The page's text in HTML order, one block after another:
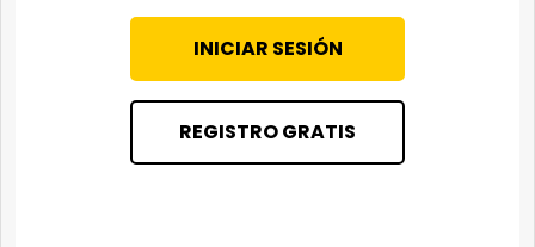
INICIAR SESIÓN
REGISTRO GRATIS